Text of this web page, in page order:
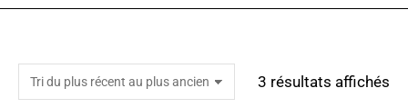
3 résultats affichés